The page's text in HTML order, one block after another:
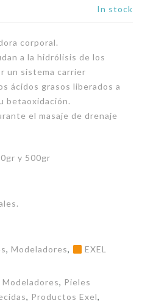
In stock
corporal.
a la hidrólisis de los
un sistema carrier
ácidos grasos liberados a
betaoxidación.
el masaje de drenaje
y 500gr
, Modeladores,
EXEL
Modeladores, Pieles
, Productos Exel,